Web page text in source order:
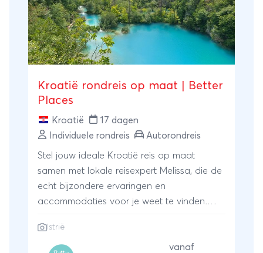
Kroatië rondreis op maat | Better
Places
Kroatië
17 dagen
Individuele rondreis
Autorondreis
Stel jouw ideale Kroatië reis op maat
samen met lokale reisexpert Melissa, die de
echt bijzondere ervaringen en
accommodaties voor je weet te vinden.
west, met onderweg de mooiste
natuurparken, wandel-, fiets- en
Istrië
vanaf